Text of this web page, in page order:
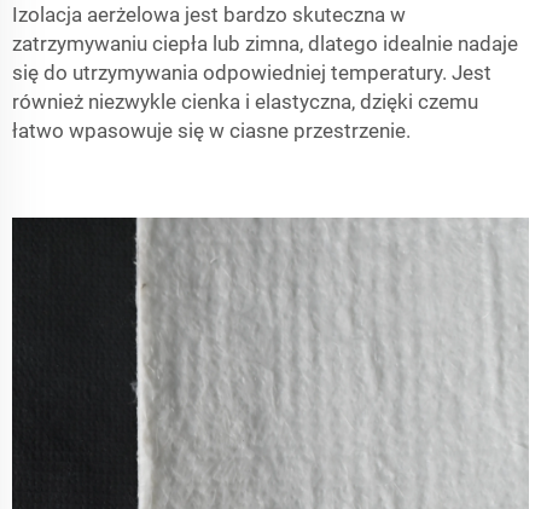
Izolacja aerżelowa jest bardzo skuteczna w
zatrzymywaniu ciepła lub zimna, dlatego idealnie nadaje
się do utrzymywania odpowiedniej temperatury. Jest
również niezwykle cienka i elastyczna, dzięki czemu
łatwo wpasowuje się w ciasne przestrzenie.